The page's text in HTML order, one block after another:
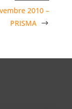
2010 –
PRISMA